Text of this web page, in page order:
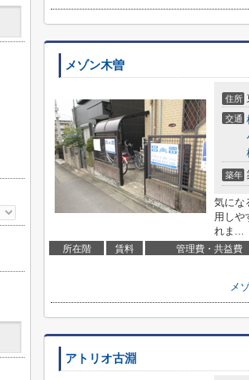
メゾン木曽
住所
交通
築年
気にな
用しや
れま...
所在階 賃料 管理費・共益費
メ
アトリオ古淵